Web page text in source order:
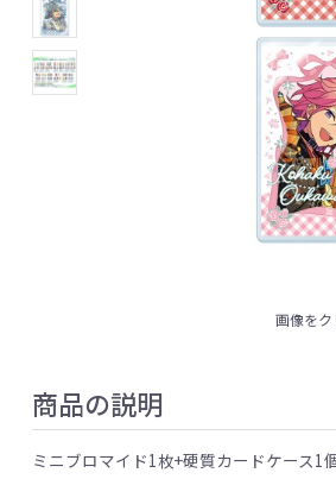
画像を
商品の説明
ミニブロマイド1枚+硬質カードケース1